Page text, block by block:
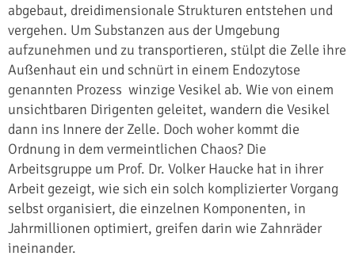
abgebaut, dreidimensionale Strukturen entstehen und
vergehen. Um Substanzen aus der Umgebung
aufzunehmen und zu transportieren, stülpt die Zelle ihre
Außenhaut ein und schnürt in einem Endozytose
genannten Prozess winzige Vesikel ab. Wie von einem
unsichtbaren Dirigenten geleitet, wandern die Vesikel
dann ins Innere der Zelle. Doch woher kommt die
Ordnung in dem vermeintlichen Chaos? Die
Arbeitsgruppe um Prof. Dr. Volker Haucke hat in ihrer
Arbeit gezeigt, wie sich ein solch komplizierter Vorgang
selbst organisiert, die einzelnen Komponenten, in
Jahrmillionen optimiert, greifen darin wie Zahnräder
ineinander.